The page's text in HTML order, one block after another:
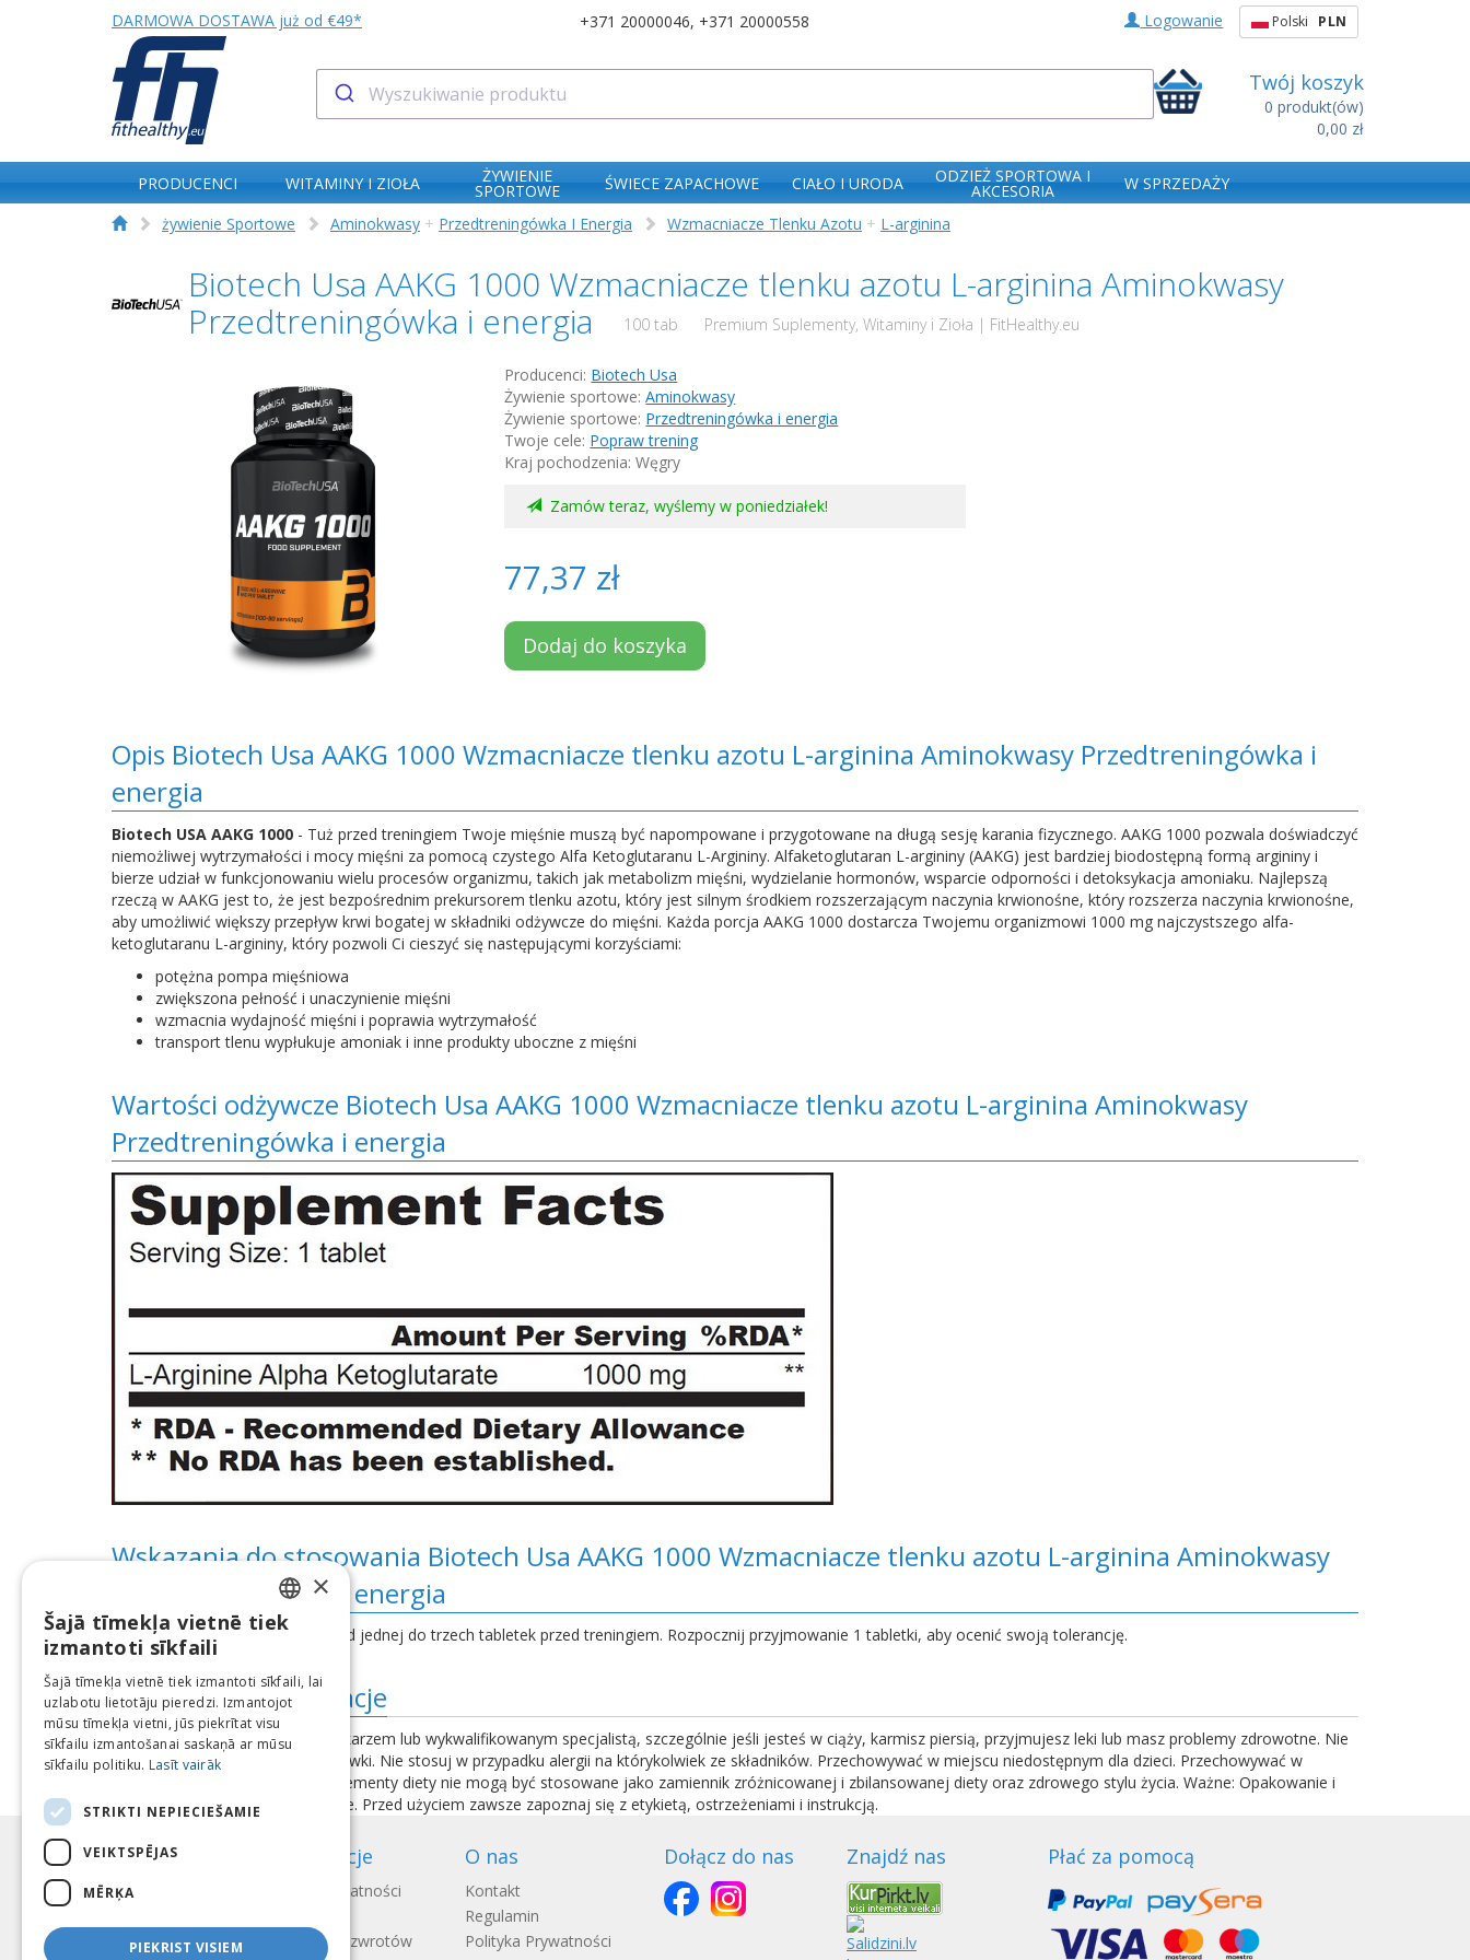
DARMOWA DOSTAWA już od €49* +371 20000046, +371 20000558 Logowanie Polski PLN
Twój koszyk
0 produkt(ów)
0,00 zł
PRODUCENCI WITAMINY I ZIOŁA ŻYWIENIE
SPORTOWE ŚWIECE ZAPACHOWE CIAŁO I URODA ODZIEŻ SPORTOWA I
AKCESORIA
W SPRZEDAŻY
żywienie Sportowe
Aminokwasy + Przedtreningówka I Energia Wzmacniacze Tlenku Azotu + L-arginina
Biotech Usa AAKG 1000 Wzmacniacze tlenku azotu L-arginina Aminokwasy
Przedtreningówka i energia
100 tab Premium Suplementy, Witaminy i Zioła | FitHealthy.eu
Producenci: Biotech Usa
Żywienie sportowe:Aminokwasy
Żywienie sportowe: Przedtreningówka i energia
Twoje cele: Popraw trening
Kraj pochodzenia: Węgry
Zamów teraz, wyślemy w poniedziałek!
77,37 zł
Dodaj do koszyka
Opis Biotech Usa AAKG 1000 Wzmacniacze tlenku azotu L-arginina Aminokwasy Przedtreningówka i
energia
Biotech USA AAKG 1000 - Tuż przed treningiem Twoje mięśnie muszą być napompowane i przygotowane na długą sesję karania fizycznego. AAKG 1000 pozwala doświadczyć
niemożliwej wytrzymałości i mocy mięśni za pomocą czystego Alfa Ketoglutaranu L-Argininy. Alfaketoglutaran L-argininy (AAKG) jest bardziej biodostępną formą argininy i
bierze udział w funkcjonowaniu wielu procesów organizmu, takich jak metabolizm mięśni, wydzielanie hormonów, wsparcie odporności i detoksykacja amoniaku. Najlepszą
rzeczą w AAKG jest to, że jest bezpośrednim prekursorem tlenku azotu, który jest silnym środkiem rozszerzającym naczynia krwionośne, który rozszerza naczynia krwionośne,
aby umożliwić większy przepływ krwi bogatej w składniki odżywcze do mięśni. Każda porcja AAKG 1000 dostarcza Twojemu organizmowi 1000 mg najczystszego alfa-
ketoglutaranu L-argininy, który pozwoli Ci cieszyć się następującymi korzyściami:
potężna pompa mięśniowa
zwiększona pełność i unaczynienie mięśni
wzmacnia wydajność mięśni i poprawia wytrzymałość
transport tlenu wypłukuje amoniak i inne produkty uboczne z mięśni
Wartości odżywcze Biotech Usa AAKG 1000 Wzmacniacze tlenku azotu L-arginina Aminokwasy
Przedtreningówka i energia
Wskazania do stosowania Biotech Usa AAKG 1000 Wzmacniacze tlenku azotu L-arginina Aminokwasy
Przedtreningówka i energia
Jako suplement diety stosować od jednej do trzech tabletek przed treningiem. Rozpocznij przyjmowanie 1 tabletki, aby ocenić swoją tolerancję.
Dodatkowe informacje
Przed użyciem skonsultuj się z lekarzem lub wykwalifikowanym specjalistą, szczególnie jeśli jesteś w ciąży, karmisz piersią, przyjmujesz leki lub masz problemy zdrowotne. Nie
przekraczaj zalecanej dziennej dawki. Nie stosuj w przypadku alergii na którykolwiek ze składników. Przechowywać w miejscu niedostępnym dla dzieci. Przechowywać w
chłodnym i suchym miejscu. Suplementy diety nie mogą być stosowane jako zamiennik zróżnicowanej i zbilansowanej diety oraz zdrowego stylu życia. Ważne: Opakowanie i
skład produktu mogą ulec zmianie. Przed użyciem zawsze zapoznaj się z etykietą, ostrzeżeniami i instrukcją.
Informacje
Sposoby płatności
Regulamin zwrotów
O nas
Kontakt
Regulamin
Polityka Prywatności
Dołącz do nas Znajdź nas Płać za pomocą
LATVIAN
LITHUANIAN
ESTONIAN
×
Šajā tīmekļa vietnē tiek
izmantoti sīkfaili
Šajā tīmekļa vietnē tiek izmantoti sīkfaili, lai
uzlabotu lietotāju pieredzi. Izmantojot
mūsu tīmekļa vietni, jūs piekrītat visu
sīkfailu izmantošanai saskaņā ar mūsu
sīkfailu politiku. Lasīt vairāk
STRIKTI NEPIECIEŠAMIE
VEIKTSPĒJAS
MĒRĶA
PIEKRIST VISIEM